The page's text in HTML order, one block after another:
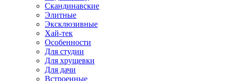
Скандинавские
Элитные
Эксклюзивные
Хай-тек
Особенности
Для студии
Для хрущевки
Для дачи
Встроенные